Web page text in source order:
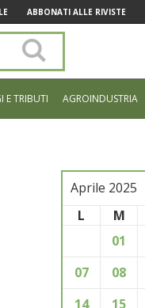
ABBONATI ALLE RIVISTE
sito
E TRIBUTI AGROINDUSTRIA
Aprile 2025
L
M
01
07
08
14
15